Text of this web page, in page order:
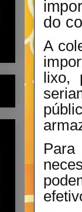
do
A
lixo,